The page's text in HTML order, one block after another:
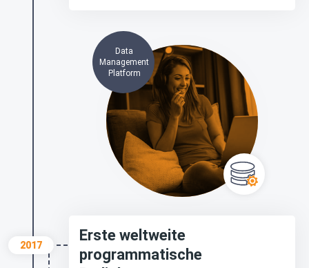
Data
Management
Platform
2017
Erste weltweite
programmatische